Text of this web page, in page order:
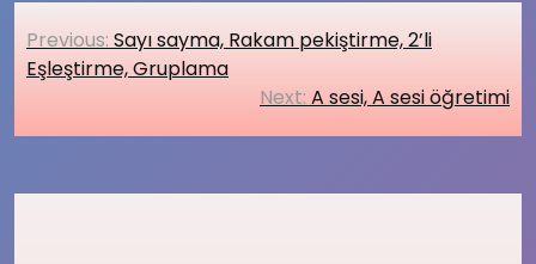
Yazı
gezinmesi
Previous: Sayı sayma, Rakam pekiştirme, 2’li
Eşleştirme, Gruplama
Next: A sesi, A sesi öğretimi